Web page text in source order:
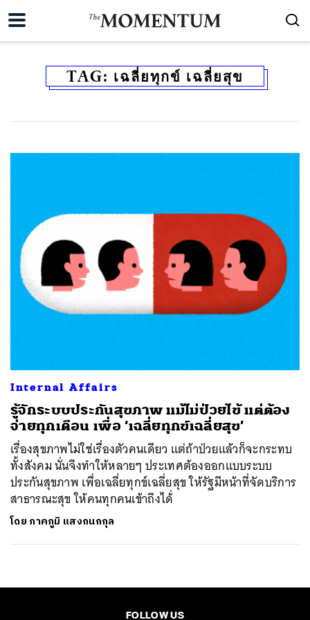
TAG: เฉลี่ยทุกข์ เฉลี่ยสุข
Internal Affairs
รู้จักระบบประกันสุขภาพ แม้ไม่ป่วยไข้ แต่ต้อง
จ่ายทุกเดือน เพื่อ ‘เฉลี่ยทุกข์เฉลี่ยสุข’
เรื่องสุขภาพไม่ใช่เรื่องตัวคนเดียว แต่ถ้าป่วยแล้วก็จะกระทบ
ทั้งสังคม นั่นจึงทำให้หลายๆ ประเทศต้องออกแบบระบบ
ประกันสุขภาพ เพื่อเฉลี่ยทุกข์เฉลี่ยสุข ให้รัฐมีหน้าที่จัดบริการ
สาธารณะสุข ให้คนทุกคนเข้าถึงได้่
โดย ภาคภูมิ แสงกนกกุล
FOLLOW US